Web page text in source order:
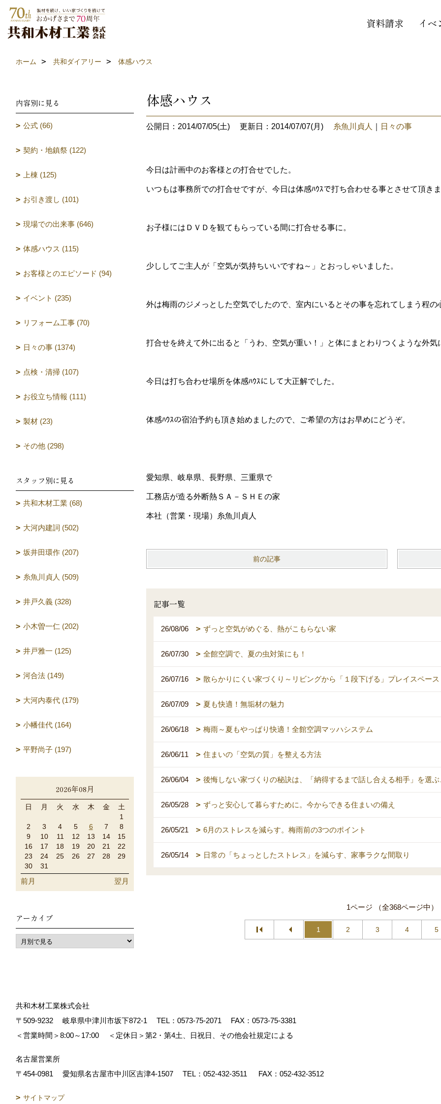
資料請求 イベ
ホーム 共和ダイアリー 体感ハウス
体感ハウス
公開日：2014/07/05(土) 更新日：2014/07/07(月) 糸魚川貞人 日々の事
今日は計画中のお客様との打合せでした。
いつもは事務所での打合せですが、今日は体感ﾊｳｽで打ち合わせる事とさせて頂き
お子様にはＤＶＤを観てもらっている間に打合せる事に。
少ししてご主人が「空気が気持ちいいですね～」とおっしゃいました。
外は梅雨のジメっとした空気でしたので、室内にいるとその事を忘れてしまう程
打合せを終えて外に出ると「うわ、空気が重い！」と体にまとわりつくような外
今日は打ち合わせ場所を体感ﾊｳｽにして大正解でした。
体感ﾊｳｽの宿泊予約も頂き始めましたので、ご希望の方はお早めにどうぞ。
愛知県、岐阜県、長野県、三重県で
工務店が造る外断熱ＳＡ－ＳＨＥの家
本社（営業・現場）糸魚川貞人
前の記事
記事一覧
26/08/06 ずっと空気がめぐる、熱がこもらない家
26/07/30 全館空調で、夏の虫対策にも！
26/07/16 散らかりにくい家づくり～リビングから「１段下げる」プレイスペース
26/07/09 夏も快適！無垢材の魅力
26/06/18 梅雨～夏もやっぱり快適！全館空調マッハシステム
26/06/11 住まいの「空気の質」を整える方法
26/06/04 後悔しない家づくりの秘訣は、「納得するまで話し合える相手」を選
26/05/28 ずっと安心して暮らすために。今からできる住まいの備え
26/05/21 6月のストレスを減らす。梅雨前の3つのポイント
26/05/14 日常の「ちょっとしたストレス」を減らす、家事ラクな間取り
1ページ （全368ページ中）
1 2 3 4 5
内容別に見る
公式 (66)
契約・地鎮祭 (122)
上棟 (125)
お引き渡し (101)
現場での出来事 (646)
体感ハウス (115)
お客様とのエピソード (94)
イベント (235)
リフォーム工事 (70)
日々の事 (1374)
点検・清掃 (107)
お役立ち情報 (111)
製材 (23)
その他 (298)
スタッフ別に見る
共和木材工業 (68)
大河内建詞 (502)
坂井田環作 (207)
糸魚川貞人 (509)
井戸久義 (328)
小木曽一仁 (202)
井戸雅一 (125)
河合法 (149)
大河内泰代 (179)
小幡佳代 (164)
平野尚子 (197)
2026年08月
日 月 火 水 木 金
土
1
2
3 4 5 6 7
8
9
10 11 12 13 14
15
16
17 18 19 20 21
22
23
24 25 26 27 28
29
30
31
前月 翌月
アーカイブ
共和木材工業株式会社
〒509-9232
岐阜県中津川市坂下872‐1 TEL： 0573-75-2071
FAX：0573-75-3381
＜営業時間＞8:00～17:00
＜定休日＞第2・第4土、日祝日、その他会社規定による
名古屋営業所
〒454-0981
愛知県名古屋市中川区吉津4-1507 TEL： 052-432-3511 FAX：052-432-3512
サイトマップ